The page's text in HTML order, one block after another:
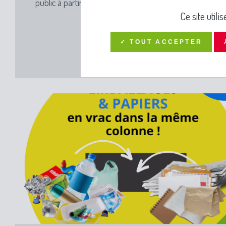
public à partir de 15 ans.
Ce site
✓ TOUT ACCEPTER